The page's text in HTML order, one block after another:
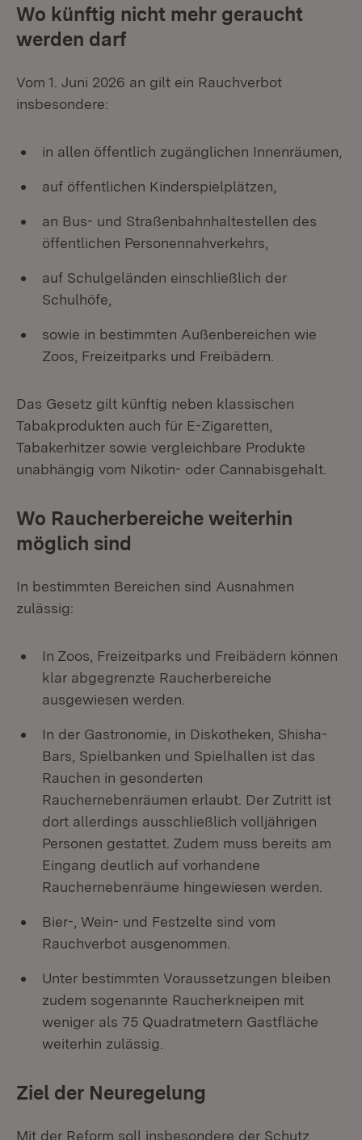
Wo künftig nicht mehr geraucht
werden darf
Vom 1. Juni 2026 an gilt ein Rauchverbot
insbesondere:
in allen öffentlich zugänglichen Innenräumen,
auf öffentlichen Kinderspielplätzen,
an Bus- und Straßenbahnhaltestellen des
öffentlichen Personennahverkehrs,
auf Schulgeländen einschließlich der
Schulhöfe,
sowie in bestimmten Außenbereichen wie
Zoos, Freizeitparks und Freibädern.
Das Gesetz gilt künftig neben klassischen
Tabakprodukten auch für E-Zigaretten,
Tabakerhitzer sowie vergleichbare Produkte
unabhängig vom Nikotin- oder Cannabisgehalt.
Wo Raucherbereiche weiterhin
möglich sind
In bestimmten Bereichen sind Ausnahmen
zulässig:
In Zoos, Freizeitparks und Freibädern können
klar abgegrenzte Raucherbereiche
ausgewiesen werden.
In der Gastronomie, in Diskotheken, Shisha-
Bars, Spielbanken und Spielhallen ist das
Rauchen in gesonderten
Rauchernebenräumen erlaubt. Der Zutritt ist
dort allerdings ausschließlich volljährigen
Personen gestattet. Zudem muss bereits am
Eingang deutlich auf vorhandene
Rauchernebenräume hingewiesen werden.
Bier-, Wein- und Festzelte sind vom
Rauchverbot ausgenommen.
Unter bestimmten Voraussetzungen bleiben
zudem sogenannte Raucherkneipen mit
weniger als 75 Quadratmetern Gastfläche
weiterhin zulässig.
Ziel der Neuregelung
Mit der Reform soll insbesondere der Schutz